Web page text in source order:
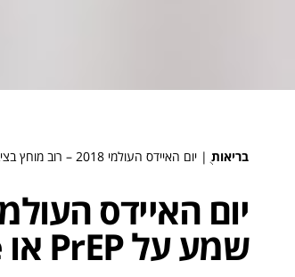
בריאות ֻ| יום האיידס העולמי 2018 – רוב מוחץ בציבור לא שמע על PrEP או Undetectable
שמע על PrEP או Undetectable